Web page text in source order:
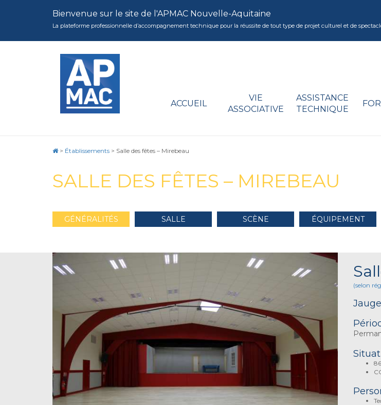
Bienvenue sur le site de l'APMAC Nouvelle-Aquitaine
La plateforme professionnelle d’accompagnement technique pour la réussite de tout type de projet culturel et de
ACCUEIL
VIE
ASSOCIATIVE
ASSISTANCE
TECHNIQUE
> Établissements > Salle des fêtes – Mirebeau
SALLE DES FÊTES – MIREBEAU
GÉNÉRALITÉS SALLE SCÈNE ÉQUIPEMENT
(selon